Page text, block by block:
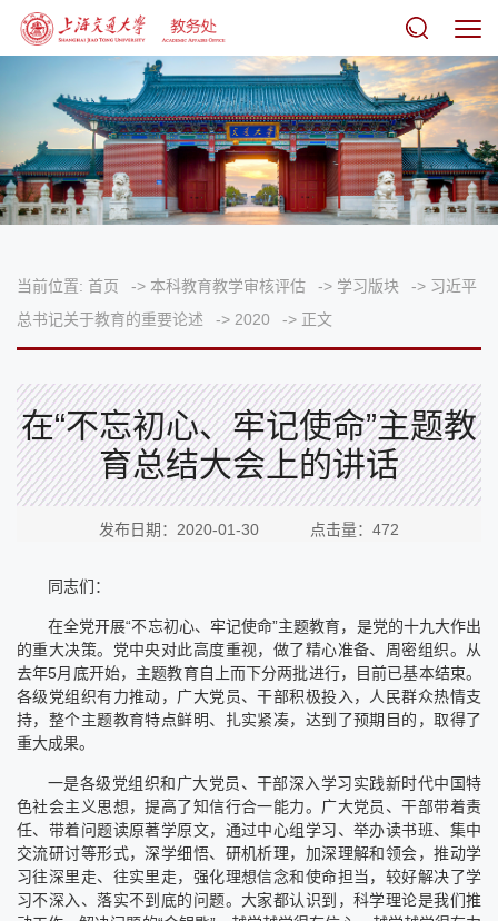
当前位置: 首页 -> 本科教育教学审核评估 -> 学习版块 -> 习近平
总书记关于教育的重要论述
-> 2020 -> 正文
在“不忘初心、牢记使命”主题教
育总结大会上的讲话
发布日期：2020-01-30 点击量： 472
同志们：
在全党开展“不忘初心、牢记使命”主题教育，是党的十九大作出
的重大决策。党中央对此高度重视，做了精心准备、周密组织。从
去年5月底开始，主题教育自上而下分两批进行，目前已基本结束。
各级党组织有力推动，广大党员、干部积极投入，人民群众热情支
持，整个主题教育特点鲜明、扎实紧凑，达到了预期目的，取得了
重大成果。
一是各级党组织和广大党员、干部深入学习实践新时代中国特
色社会主义思想，提高了知信行合一能力。广大党员、干部带着责
任、带着问题读原著学原文，通过中心组学习、举办读书班、集中
交流研讨等形式，深学细悟、研机析理，加深理解和领会，推动学
习往深里走、往实里走，强化理想信念和使命担当，较好解决了学
习不深入、落实不到底的问题。大家都认识到，科学理论是我们推